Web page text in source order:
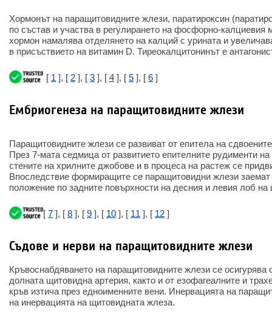
Хормонът на паращитовидните жлези, паратироксин
по състав и участва в регулирането на фосфорно-
хормон намалява отделянето на калций с урината и
в присъствието на витамин D. Тиреокалцитонинът е
[ 1 ], [ 2 ], [ 3 ], [ 4 ], [ 5 ], [ 6 ]
Ембриогенеза на паращитовидните жлези
Паращитовидните жлези се развиват от епитела на
През 7-мата седмица от развитието епителните рудименти на
стените на хрилните джобове и в процеса на растеж се
Впоследствие формиращите се паращитовидни жлези заемат
положение по задните повърхности на десния и левия лоб
[ 7 ], [ 8 ], [ 9 ], [ 10 ], [ 11 ], [ 12 ]
Съдове и нерви на паращитовидните жлези
Кръвоснабдяването на паращитовидните жлези се осигурява
долната щитовидна артерия, както и от езофагеалните и
кръв изтича през едноименните вени. Инервацията на
на инервацията на щитовидната жлеза.